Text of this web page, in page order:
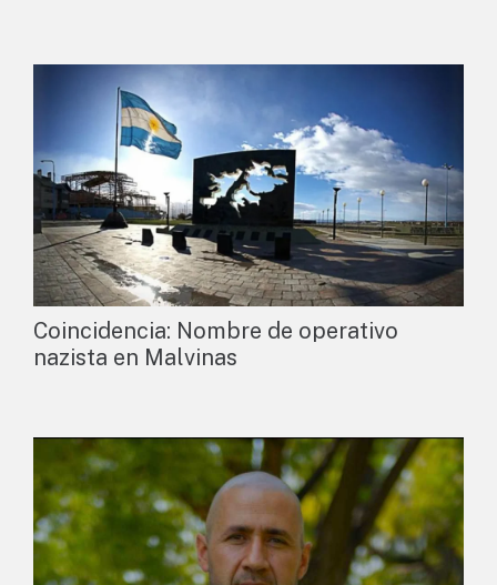
Coincidencia: Nombre de operativo
nazista en Malvinas